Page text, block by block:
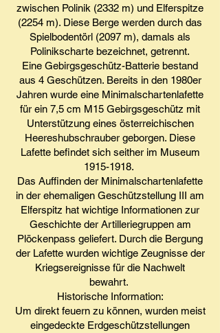
zwischen Polinik (2332 m) und Elferspitze
(2254 m). Diese Berge werden durch das
Spielbodentörl (2097 m), damals als
Polinikscharte bezeichnet, getrennt.
Eine Gebirgsgeschütz-Batterie bestand
aus 4 Geschützen. Bereits in den 1980er
Jahren wurde eine Minimalschartenlafette
für ein 7,5 cm M15 Gebirgsgeschütz mit
Unterstützung eines österreichischen
Heereshubschrauber geborgen. Diese
Lafette befindet sich seither im Museum
1915-1918.
Das Auffinden der Minimalschartenlafette
in der ehemaligen Geschützstellung III am
Elferspitz hat wichtige Informationen zur
Geschichte der Artilleriegruppen am
Plöckenpass geliefert. Durch die Bergung
der Lafette wurden wichtige Zeugnisse der
Kriegsereignisse für die Nachwelt
bewahrt.
Historische Information:
Um direkt feuern zu können, wurden meist
eingedeckte Erdgeschützstellungen